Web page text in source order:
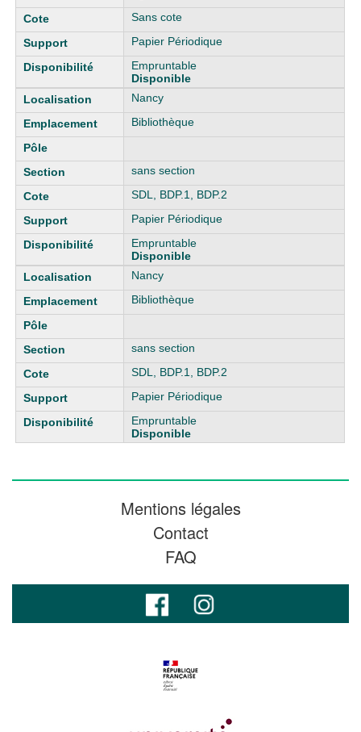
Sans cote
Papier Périodique
Empruntable
Disponible
Nancy
Bibliothèque
sans section
SDL, BDP.1, BDP.2
Papier Périodique
Empruntable
Disponible
Nancy
Bibliothèque
sans section
SDL, BDP.1, BDP.2
Papier Périodique
Empruntable
Disponible
Mentions légales
Contact
FAQ